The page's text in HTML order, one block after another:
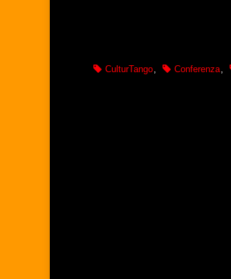
CulturTango, Conferenza,